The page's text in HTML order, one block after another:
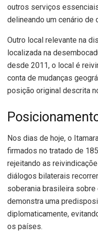
outros serviços
delineando um cenário de
Outro local relevante na
localizada na
desde 2011, o local é
conta de mudanças
posição original descrita
Nos dias de hoje, o
firmados no tratado de
rejeitando as
diálogos bilaterais
soberania brasileira
demonstra uma
diplomaticamente,
os países.